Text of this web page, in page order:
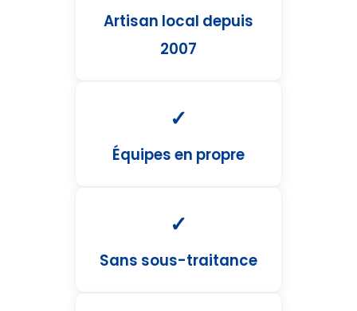
Artisan local depuis
2007
✓
Équipes en propre
✓
Sans sous-traitance